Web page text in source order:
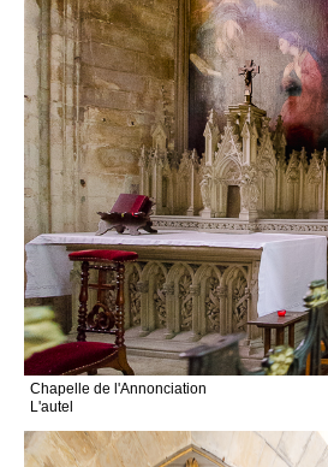
Chapelle de l'Annonciation
L'autel